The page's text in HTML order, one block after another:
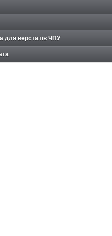
для верстатів ЧПУ